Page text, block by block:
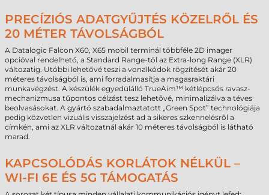
PRECÍZIÓS ADATGYŰJTÉS KÖZELRŐL ÉS
20 MÉTER TÁVOLSÁGBÓL
A Datalogic Falcon X60, X65 mobil terminál többféle 2D imager
opcióval rendelhető, a Standard Range-től az Extra-long Range (XLR)
változatig. Utóbbi lehetővé teszi a vonalkódok rögzítését akár 20
méteres távolságból is, ami forradalmasítja a magasraktári
munkavégzést. A készülék egyedülálló TrueAim™ kétlépcsős ravasz-
mechanizmusa tűpontos célzást tesz lehetővé, minimalizálva a téves
beolvasásokat. A gyártó szabadalmaztatott „Green Spot” technológiája
pedig közvetlen vizuális visszajelzést ad a sikeres szkennelésről a
címkén, ami az XLR változatnál akár 10 méteres távolságból is látható
marad.
KAPCSOLÓDÁS KORLÁTOK NÉLKÜL –
WI-FI 6E ÉS 5G TÁMOGATÁS